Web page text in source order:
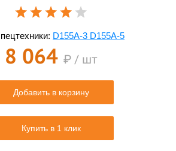
D155A-3 D155A-5
8 064 ₽ / шт
Добавить в корзину
Купить в 1 клик